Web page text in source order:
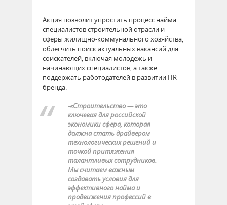
Акция позволит упростить процесс найма
специалистов строительной отрасли и
сферы жилищно-коммунального хозяйства,
облегчить поиск актуальных вакансий для
соискателей, включая молодежь и
начинающих специалистов, а также
поддержать работодателей в развитии HR-
бренда.
-«Строительство — это
ключевая для российской
экономики сфера, которая
должна стать драйвером
технологических решений и
точкой притяжения
талантливых сотрудников.
Мы считаем важным
создавать условия для
эффективного найма и
продвижения профессий в